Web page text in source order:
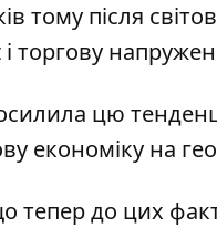
тому після
торгову
цю
економіку на
тепер до цих